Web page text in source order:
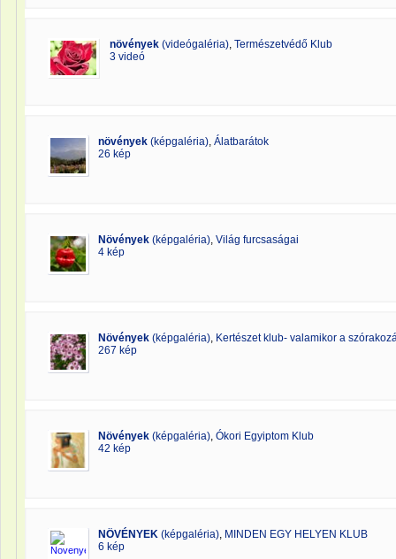
növények (videógaléria), Természetvédő Klub
3 videó
növények (képgaléria), Álatbarátok
26 kép
Növények (képgaléria), Világ furcsaságai
4 kép
Növények (képgaléria), Kertészet klub- valamikor a
267 kép
Növények (képgaléria), Ókori Egyiptom Klub
42 kép
NÖVÉNYEK (képgaléria), MINDEN EGY HELYEN KLUB
6 kép